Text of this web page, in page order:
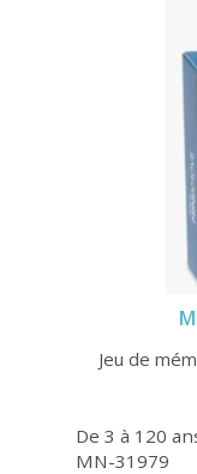
Jeu de
De 3 à 120
MN-31979